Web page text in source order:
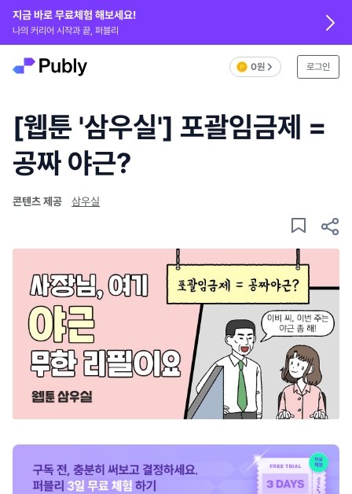
지금 바로 무료체험 해보세요!
나의 커리어 시작과 끝, 퍼블리
0원 로그인
[웹툰 '삼우실'] 포괄임금제 =
공짜 야근?
콘텐츠 제공 삼우실